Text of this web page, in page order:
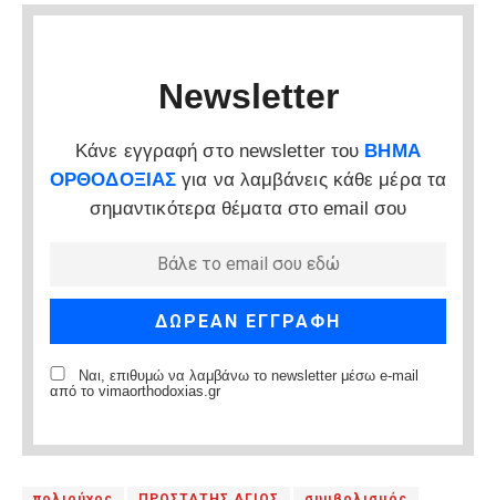
Newsletter
Κάνε εγγραφή στο newsletter του ΒΗΜΑ
ΟΡΘΟΔΟΞΙΑΣ για να λαμβάνεις κάθε μέρα τα
σημαντικότερα θέματα στο email σου
Ναι, επιθυμώ να λαμβάνω το newsletter μέσω e-mail
από το vimaorthodoxias.gr